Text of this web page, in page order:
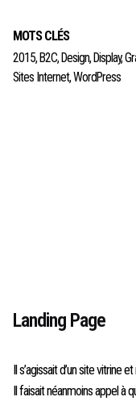
MOTS CLÉS
2015, B2C, Design, Display,
Sites Internet,WordPress
Landing Page
Il s’agissait d’un site vitrine
Il faisait néanmoins appel à